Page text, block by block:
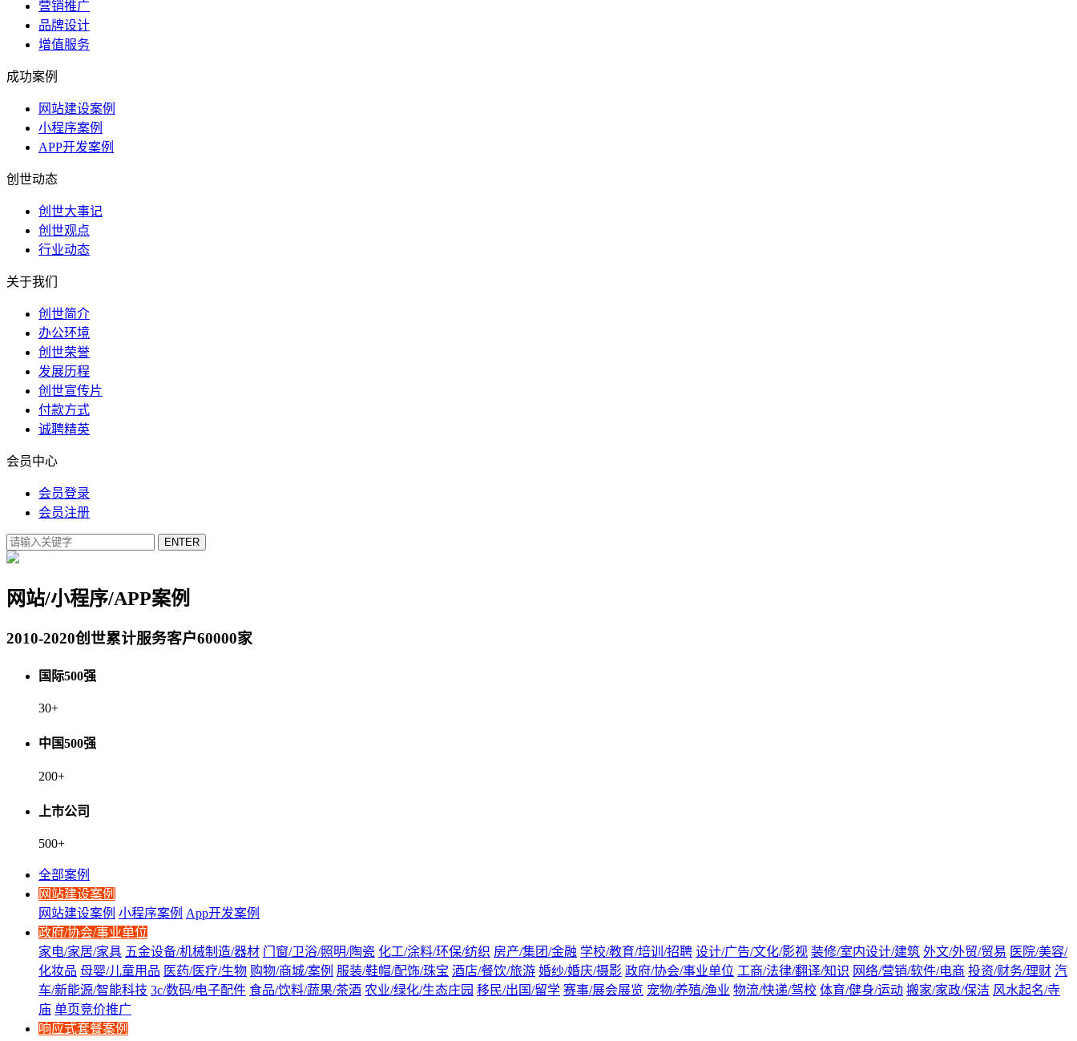
营销推广
品牌设计
增值服务
成功案例
网站建设案例
小程序案例
APP开发案例
创世动态
创世大事记
创世观点
行业动态
关于我们
创世简介
办公环境
创世荣誉
发展历程
创世宣传片
付款方式
诚聘精英
会员中心
会员登录
会员注册
网站/小程序/APP案例
2010-2020创世累计服务客户60000家
国际500强
30+
中国500强
200+
上市公司
500+
全部案例
网站建设案例
网站建设案例 小程序案例 App开发案例
政府/协会/事业单位
家电/家居/家具 五金设备/机械制造/器材 门窗/卫浴/照明/陶瓷 化工/涂料/环保/纺织 房产/集团/金融 学校/教育/培训/招聘 设计/广告/文化/影视 装修/室内设计/建筑 外文/外贸/贸易 医院/美容/
化妆品 母婴/儿童用品 医药/医疗/生物 购物/商城/案例 服装/鞋帽/配饰/珠宝 酒店/餐饮/旅游 婚纱/婚庆/摄影 政府/协会/事业单位 工商/法律/翻译/知识 网络/营销/软件/电商 投资/财务/理财 汽
车/新能源/智能科技 3c/数码/电子配件 食品/饮料/蔬果/茶酒 农业/绿化/生态庄园 移民/出国/留学 赛事/展会展览 宠物/养殖/渔业 物流/快递/驾校 体育/健身/运动 搬家/家政/保洁 风水起名/寺
庙 单页竞价推广
响应式套餐案例